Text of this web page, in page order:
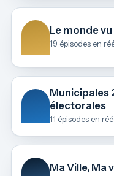
Le monde
19 épisodes en
Municipales
électorales
11 épisodes en
Ma Ville, Ma